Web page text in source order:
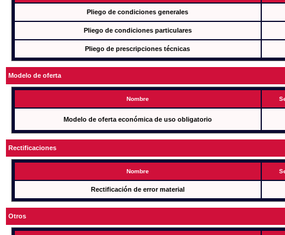
Pliego de condiciones generales
Pliego de condiciones particulares
Pliego de prescripciones técnicas
Modelo de oferta
Nombre
Modelo de oferta económica de uso obligatorio
Rectificaciones
Nombre
Rectificación de error material
Otros